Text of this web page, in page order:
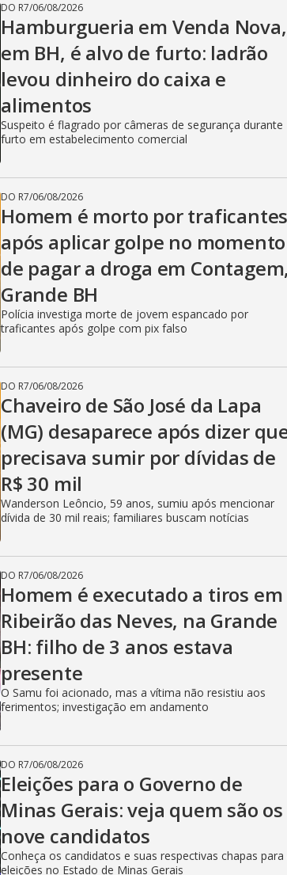
DO R7/06/08/2026
Hamburgueria em Venda Nova,
em BH, é alvo de furto: ladrão
levou dinheiro do caixa e
alimentos
Suspeito é flagrado por câmeras de segurança durante
furto em estabelecimento comercial
DO R7/06/08/2026
Homem é morto por traficantes
após aplicar golpe no momento
de pagar a droga em Contagem,
Grande BH
Polícia investiga morte de jovem espancado por
traficantes após golpe com pix falso
DO R7/06/08/2026
Chaveiro de São José da Lapa
(MG) desaparece após dizer
precisava sumir por dívidas de
R$ 30 mil
Wanderson Leôncio, 59 anos, sumiu após mencionar
dívida de 30 mil reais; familiares buscam notícias
DO R7/06/08/2026
Homem é executado a tiros em
Ribeirão das Neves, na Grande
BH: filho de 3 anos estava
presente
O Samu foi acionado, mas a vítima não resistiu aos
ferimentos; investigação em andamento
DO R7/06/08/2026
Eleições para o Governo de
Minas Gerais: veja quem são os
nove candidatos
Conheça os candidatos e suas respectivas chapas para
eleições no Estado de Minas Gerais